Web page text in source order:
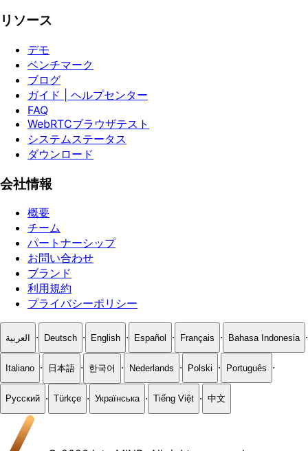
リソース
デモ
ベンチマーク
ブログ
ガイド | ヘルプセンター
FAQ
WebRTCブラウザテスト
システムステータス
ダウンロード
会社情報
概要
チーム
パートナーシップ
お問い合わせ
ブランド
利用規約
プライバシーポリシー
العربية · Deutsch · English · Español · Français · Bahasa Indonesia ·
Italiano · 日本語 · 한국어 · Nederlands · Polski · Português ·
Русский · Türkçe · Українська · Tiếng Việt · 中文